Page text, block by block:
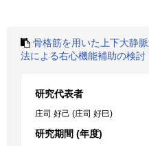
骨格筋を用いた上下大静
法による右心機能補助の検討
研究代表者
庄司 好己 (庄司 好巳)
研究期間 (年度)